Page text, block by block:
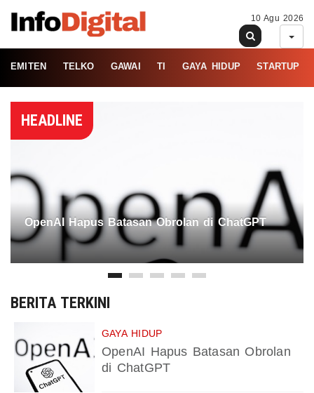
10 Agu 2026
EMITEN TELKO GAWAI TI GAYA HIDUP STARTUP
HEADLINE
OpenAI Hapus Batasan Obrolan di ChatGPT
BERITA TERKINI
GAYA HIDUP
OpenAI Hapus Batasan Obrolan
di ChatGPT